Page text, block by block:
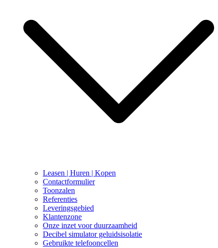
Leasen | Huren | Kopen
Contactformulier
Toonzalen
Referenties
Leveringsgebied
Klantenzone
Onze inzet voor duurzaamheid
Decibel simulator geluidsisolatie
Gebruikte telefooncellen